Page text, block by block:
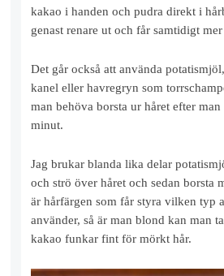
kakao i handen och pudra direkt i
genast renare ut och får samtidigt
Det går också att använda
kanel eller havregryn som
man behöva borsta ur håret efter
minut.
Jag brukar blanda lika delar
och strö över håret och sedan borsta
är hårfärgen som får styra vilken typ
använder, så är man blond kan man
kakao funkar fint för mörkt hår.